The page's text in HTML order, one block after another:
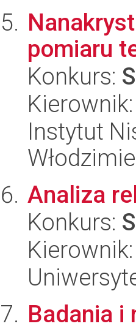
pomiaru
Konkurs:
Instytut
Analiza
Konkurs:
Badania i